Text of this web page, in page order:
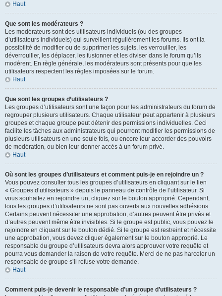
Haut
Que sont les modérateurs ?
Les modérateurs sont des utilisateurs individuels (ou des groupes
d’utilisateurs individuels) qui surveillent régulièrement les forums. Ils ont la
possibilité de modifier ou de supprimer les sujets, les verrouiller, les
déverrouiller, les déplacer, les fusionner et les diviser dans le forum qu’ils
modèrent. En règle générale, les modérateurs sont présents pour que les
utilisateurs respectent les règles imposées sur le forum.
Haut
Que sont les groupes d’utilisateurs ?
Les groupes d’utilisateurs sont une façon pour les administrateurs du forum de
regrouper plusieurs utilisateurs. Chaque utilisateur peut appartenir à plusieurs
groupes et chaque groupe peut détenir des permissions individuelles. Ceci
facilite les tâches aux administrateurs qui pourront modifier les permissions de
plusieurs utilisateurs en une seule fois, ou encore leur accorder des pouvoirs
de modération, ou bien leur donner accès à un forum privé.
Haut
Où sont les groupes d’utilisateurs et comment puis-je en rejoindre un ?
Vous pouvez consulter tous les groupes d’utilisateurs en cliquant sur le lien
« Groupes d’utilisateurs » depuis le panneau de contrôle de l’utilisateur. Si
vous souhaitez en rejoindre un, cliquez sur le bouton approprié. Cependant,
tous les groupes d’utilisateurs ne sont pas ouverts aux nouvelles adhésions.
Certains peuvent nécessiter une approbation, d’autres peuvent être privés et
d’autres peuvent même être invisibles. Si le groupe est public, vous pouvez le
rejoindre en cliquant sur le bouton dédié. Si le groupe est restreint et nécessite
une approbation, vous devez cliquer également sur le bouton approprié. Le
responsable du groupe d’utilisateurs devra alors approuver votre requête et
pourra vous demander la raison de votre requête. Merci de ne pas harceler un
responsable de groupe s’il refuse votre demande.
Haut
Comment puis-je devenir le responsable d’un groupe d’utilisateurs ?